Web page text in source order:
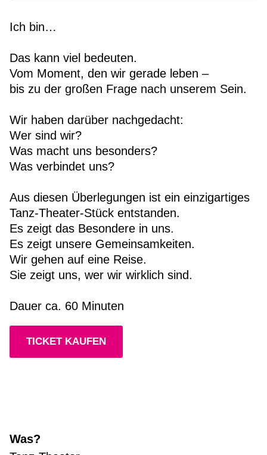
Ich bin…
Das kann viel bedeuten.
Vom Moment, den wir gerade leben –
bis zu der großen Frage nach unserem Sein.
Wir haben darüber nachgedacht:
Wer sind wir?
Was macht uns besonders?
Was verbindet uns?
Aus diesen Überlegungen ist ein einzigartiges
Tanz-Theater-Stück entstanden.
Es zeigt das Besondere in uns.
Es zeigt unsere Gemeinsamkeiten.
Wir gehen auf eine Reise.
Sie zeigt uns, wer wir wirklich sind.
Dauer ca. 60 Minuten
TICKET KAUFEN
Was?